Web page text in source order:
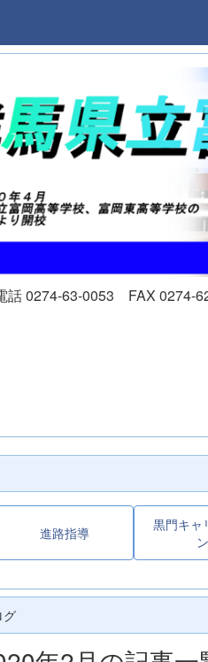
0274-63-0053 FAX 0274-
進路指導
黒門キャ
ン
グ